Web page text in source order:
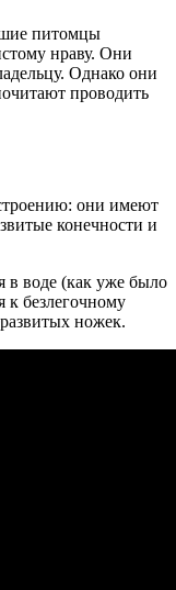
питомцы
нраву. Они
Однако они
проводить
они имеют
конечности и
в воде (как уже было
к безлегочному
ножек.